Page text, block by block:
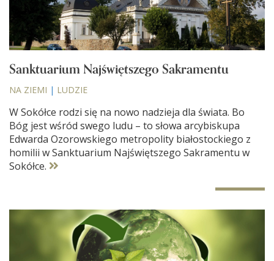
Sanktuarium Najświętszego Sakramentu
NA ZIEMI | LUDZIE
W Sokółce rodzi się na nowo nadzieja dla świata. Bo
Bóg jest wśród swego ludu – to słowa arcybiskupa
Edwarda Ozorowskiego metropolity białostockiego z
homilii w Sanktuarium Najświętszego Sakramentu w
Sokółce.